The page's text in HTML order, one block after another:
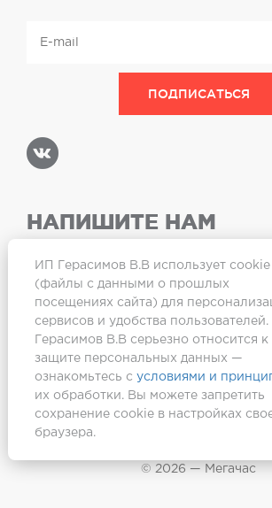
НАПИШИТЕ НАМ
© 2026 — Мегачас
ИП Герасимов В.В использует cookie
(файлы с данными о прошлых
посещениях сайта) для
сервисов и удобства пользователей.
Герасимов В.В серьезно относится к
защите персональных данных —
ознакомьтесь с условиями и
их обработки. Вы можете запретить
сохранение cookie в настройках
браузера.